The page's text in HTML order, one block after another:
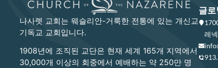
나사렛 교회는 웨슬리안-거룩한 전통에 있는 개신교
기독교 교회입니다.
1908년에 조직된 교단은 현재 세계 165개 지역에서
30,000개 이상의 회중에서 예배하는 약 250만 명
글로
레